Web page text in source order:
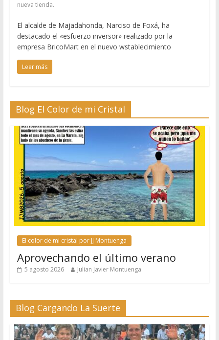
nueva tienda.
El alcalde de Majadahonda, Narciso de Foxá, ha
destacado el «esfuerzo inversor» realizado por la
empresa BricoMart en el nuevo wstablecimiento
Leer más
Blog El Color de mi Cristal
El color de mi cristal por JJ Montuenga
Aprovechando el último verano
5 agosto 2026 Julian Javier Montuenga
Blog Cargando La Suerte